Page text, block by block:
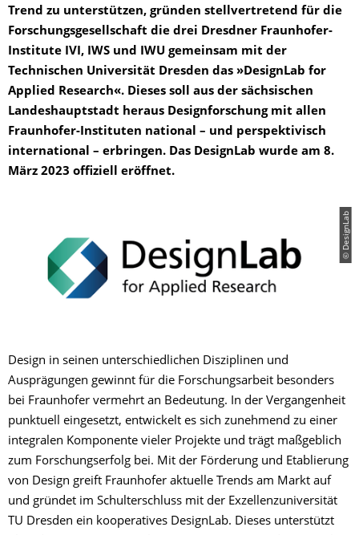
Trend zu unterstützen, gründen stellvertretend für die
Forschungsgesellschaft die drei Dresdner Fraunhofer-
Institute IVI, IWS und IWU gemeinsam mit der
Technischen Universität Dresden das »DesignLab for
Applied Research«. Dieses soll aus der sächsischen
Landeshauptstadt heraus Designforschung mit allen
Fraunhofer-Instituten national – und perspektivisch
international – erbringen. Das DesignLab wurde am 8.
März 2023 offiziell eröffnet.
© DesignLab
Design in seinen unterschiedlichen Disziplinen und
Ausprägungen gewinnt für die Forschungsarbeit besonders
bei Fraunhofer vermehrt an Bedeutung. In der Vergangenheit
punktuell eingesetzt, entwickelt es sich zunehmend zu einer
integralen Komponente vieler Projekte und trägt maßgeblich
zum Forschungserfolg bei. Mit der Förderung und Etablierung
von Design greift Fraunhofer aktuelle Trends am Markt auf
und gründet im Schulterschluss mit der Exzellenzuniversität
TU Dresden ein kooperatives DesignLab. Dieses unterstützt